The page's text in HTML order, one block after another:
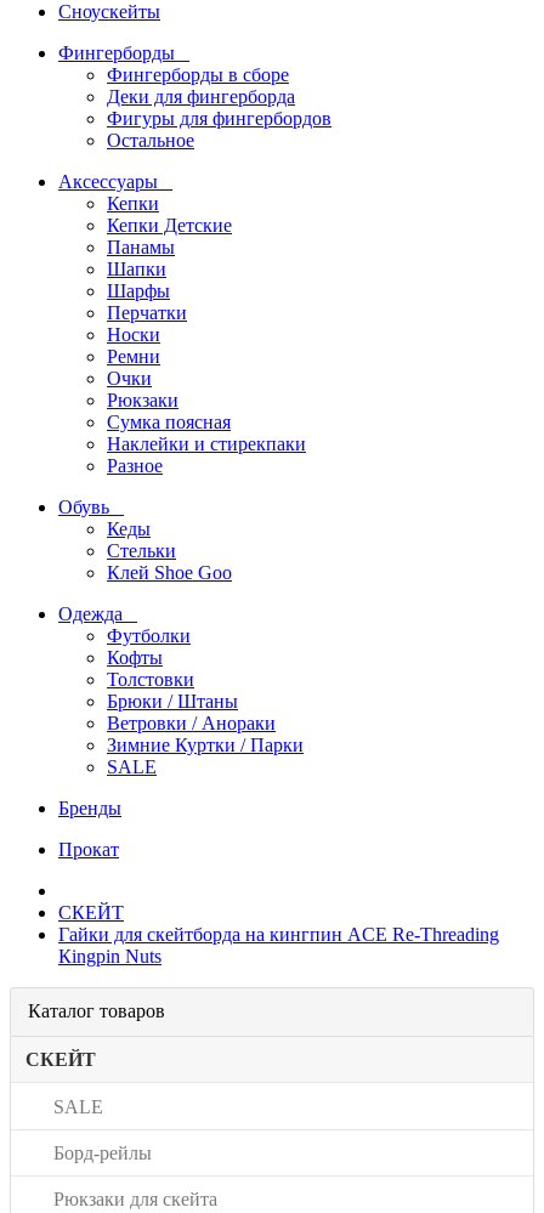
Сноускейты
Фингерборды
Фингерборды в сборе
Деки для фингерборда
Фигуры для фингербордов
Остальное
Аксессуары
Кепки
Кепки Детские
Панамы
Шапки
Шарфы
Перчатки
Носки
Ремни
Очки
Рюкзаки
Сумка поясная
Наклейки и стирекпаки
Разное
Обувь
Кеды
Стельки
Клей Shoe Goo
Одежда
Футболки
Кофты
Толстовки
Брюки / Штаны
Ветровки / Анораки
Зимние Куртки / Парки
SALE
Бренды
Прокат
СКЕЙТ
Гайки для скейтборда на кингпин ACE Re-Threading
Кingpin Nuts
Каталог товаров
СКЕЙТ
SALE
Борд-рейлы
Рюкзаки для скейта